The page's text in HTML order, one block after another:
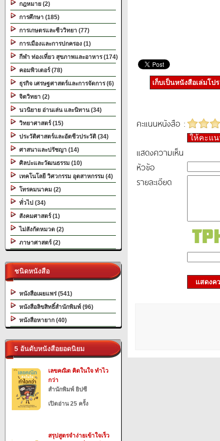
กฎหมาย (2)
การศึกษา (185)
การเกษตรและชีววิทยา (77)
การเมืองและการปกครอง (1)
กีฬา ท่องเที่ยว สุขภาพและอาหาร (174)
คอมพิวเตอร์ (78)
ธุรกิจ เศรษฐศาสตร์และการจัดการ (6)
จิตวิทยา (2)
นวนิยาย อ่านเล่น และนิทาน (34)
วิทยาศาสตร์ (15)
ประวัติศาสตร์และอัตชีวประวัติ (34)
ศาสนาและปรัชญา (14)
ศิลปะและวัฒนธรรม (10)
เทคโนโลยี วิศวกรรม อุตสาหกรรม (4)
โทรคมนาคม (2)
ทั่วไป (34)
สังคมศาสตร์ (1)
ไม่สังกัดหมวด (2)
ภาษาศาสตร์ (2)
ชนิดหนังสือ
หนังสือเผยแพร่ (541)
หนังสือลิขสิทธิ์สำนักพิมพ์ (96)
หนังสือหายาก (40)
5 อันดับหนังสือยอดนิยม
เลขคณิต คิดในใจ ทำไว
กว่า
สำนักพิมพ์ ยิปซี
เปิดอ่าน 25 ครั้ง
สรุปสูตรจำง่ายเข้าใจเร็ว
เก็บเป็นหนังสือเล่มโป
คะแนนหนังสือ :
ให้คะแ
แสดงความเห็น
หัวข้อ
รายละเอียด
แสดงค